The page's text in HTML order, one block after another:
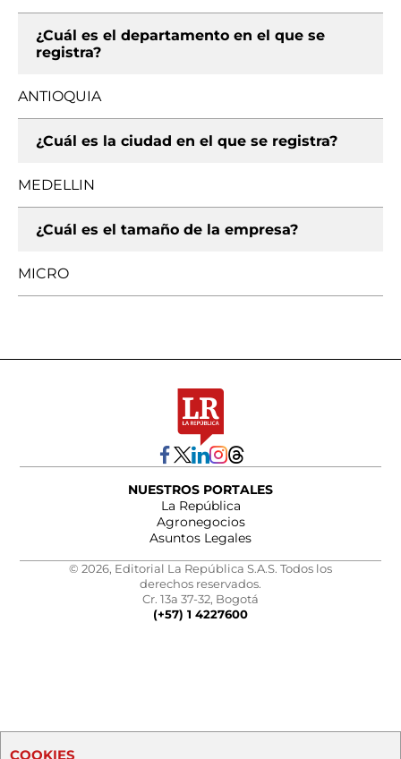
¿Cuál es el departamento en el que se
registra?
ANTIOQUIA
¿Cuál es la ciudad en el que se registra?
MEDELLIN
¿Cuál es el tamaño de la empresa?
MICRO
NUESTROS PORTALES
La República
Agronegocios
Asuntos Legales
© 2026, Editorial La República S.A.S. Todos los
derechos reservados.
Cr. 13a 37-32, Bogotá
(+57) 1 4227600
COOKIES